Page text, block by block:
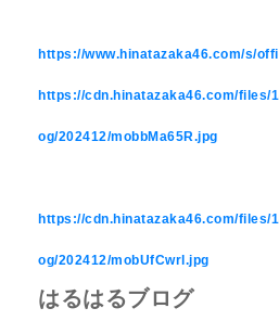
https://www.hinatazaka46.com/s/
https://cdn.hinatazaka46.com/files/
og/202412/mobbMa65R.jpg
https://cdn.hinatazaka46.com/files/
og/202412/mobUfCwrl.jpg
はるはるブログ